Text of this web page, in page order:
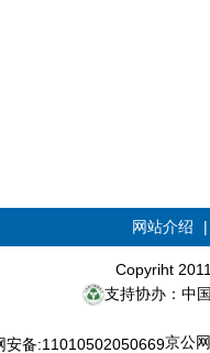
网站介绍
Copyriht
支持协办：中
京公